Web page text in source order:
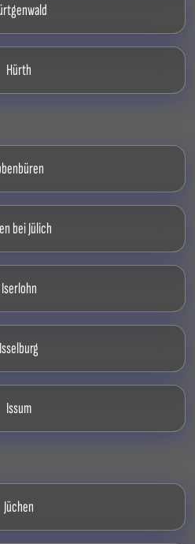
Hürth
bei Jülich
Iserlohn
Isselburg
Issum
Jüchen